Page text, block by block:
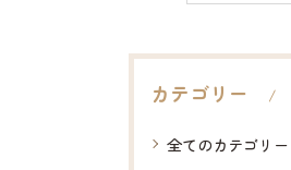
カテゴリー
全てのカテゴリー